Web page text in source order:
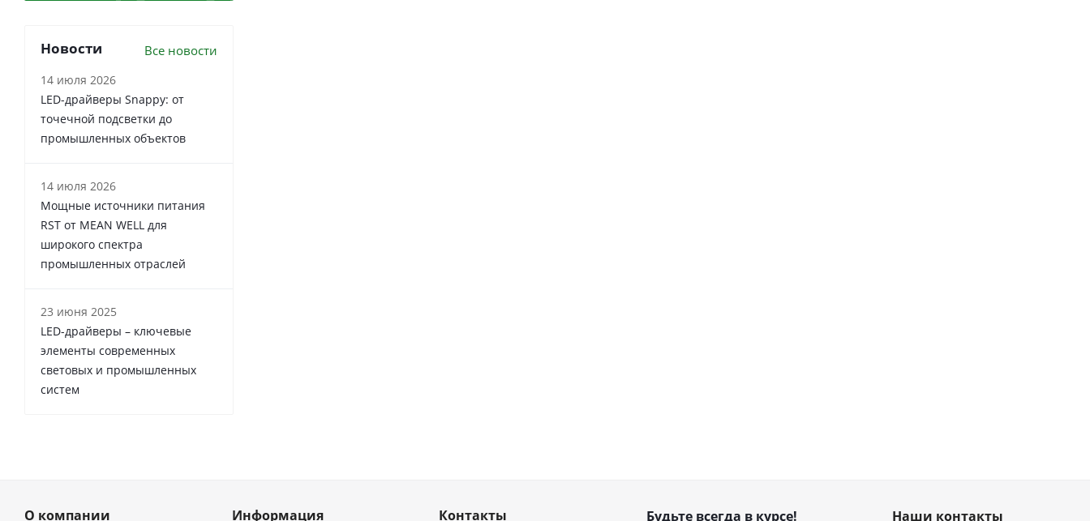
Новости Все новости
14 июля 2026
LED-драйверы Snappy: от
точечной подсветки до
промышленных объектов
14 июля 2026
Мощные источники питания
RST от MEAN WELL для
широкого спектра
промышленных отраслей
23 июня 2025
LED-драйверы – ключевые
элементы современных
световых и промышленных
систем
О компании Информация Контакты Будьте всегда в курсе! Наши контакты